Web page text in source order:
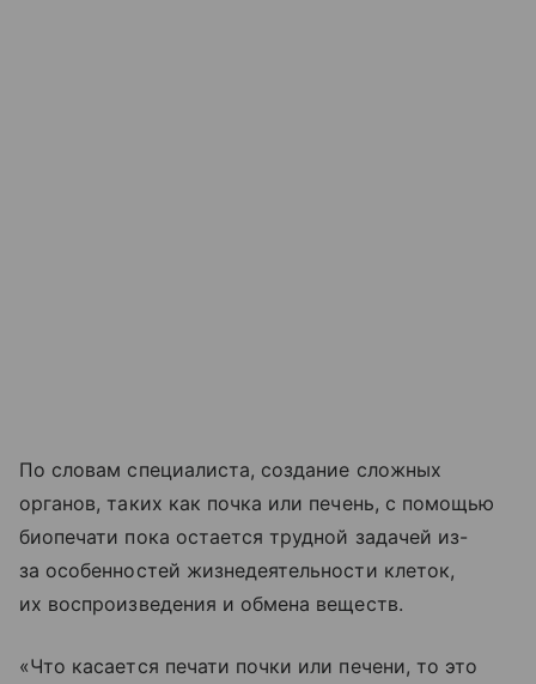
По словам специалиста, создание сложных
органов, таких как почка или печень, с помощью
биопечати пока остается трудной задачей из-
за особенностей жизнедеятельности клеток,
их воспроизведения и обмена веществ.
«Что касается печати почки или печени, то это